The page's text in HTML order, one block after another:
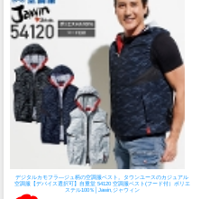
デジタルカモフラ―ジュ柄の空調服ベスト。タウンユースのカジュアル
空調服
【デバイス選択可】自重堂 54120 空調服ベスト(フード付）ポリエ
ステル100％│Jawin,ジャウィン